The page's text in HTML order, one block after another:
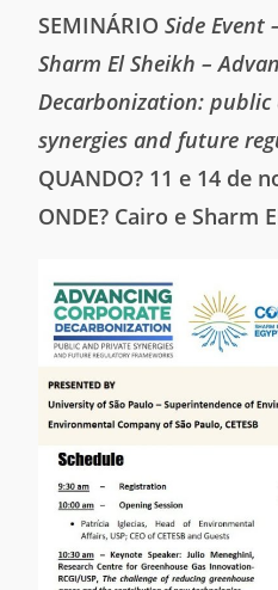
SEMINÁRIOSide Event
Sharm El Sheikh –
Decarbonization:
synergies and future
QUANDO? 11 e 14 de
ONDE? Cairo e Sharm